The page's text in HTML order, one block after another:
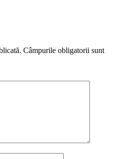
Câmpurile obligatorii sunt